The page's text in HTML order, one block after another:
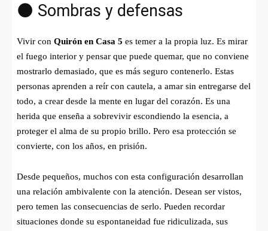
🌑 Sombras y defensas
Vivir con Quirón en Casa 5 es temer a la propia luz. Es mirar
el fuego interior y pensar que puede quemar, que no conviene
mostrarlo demasiado, que es más seguro contenerlo. Estas
personas aprenden a reír con cautela, a amar sin entregarse del
todo, a crear desde la mente en lugar del corazón. Es una
herida que enseña a sobrevivir escondiendo la esencia, a
proteger el alma de su propio brillo. Pero esa protección se
convierte, con los años, en prisión.
Desde pequeños, muchos con esta configuración desarrollan
una relación ambivalente con la atención. Desean ser vistos,
pero temen las consecuencias de serlo. Pueden recordar
situaciones donde su espontaneidad fue ridiculizada, sus